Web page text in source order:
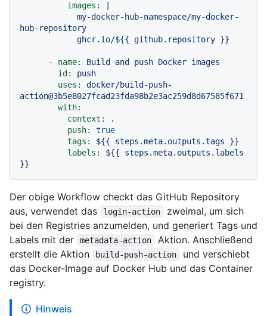
images:
hub-repository
- name: Build and push Docker images
id:
push
uses:
docker/build-push-
action@3b5e8027fcad23fda98b2e3ac259d8d67585f671
with:
context:
.
push:
true
tags:
${{ steps.meta.outputs.tags
}}
labels:
${{
steps.meta.outputs.labels
}}
Der obige Workflow checkt das GitHub Repository
aus, verwendet das
login-action
zweimal, um sich
bei den Registries anzumelden, und generiert Tags und
Labels mit der
metadata-action
Aktion. Anschließend
erstellt die Aktion
build-push-action
und verschiebt
das Docker-Image auf Docker Hub und das Container
registry.
Hinweis